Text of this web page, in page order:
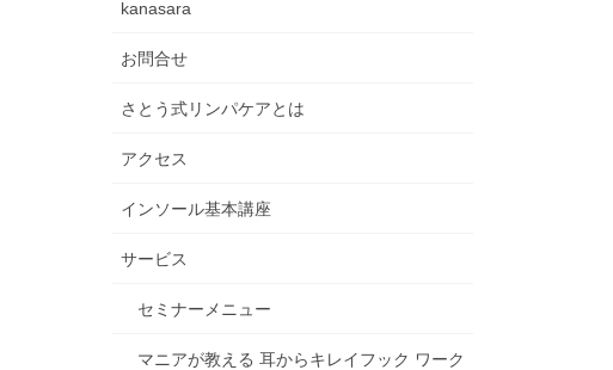
kanasara
お問合せ
さとう式リンパケアとは
アクセス
インソール基本講座
サービス
セミナーメニュー
マニアが教える 耳からキレイフック ワーク